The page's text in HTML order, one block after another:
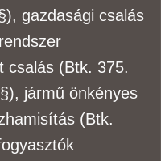
gazdasági csalás
csalás (Btk. 375.
jármű önkényes
(Btk.